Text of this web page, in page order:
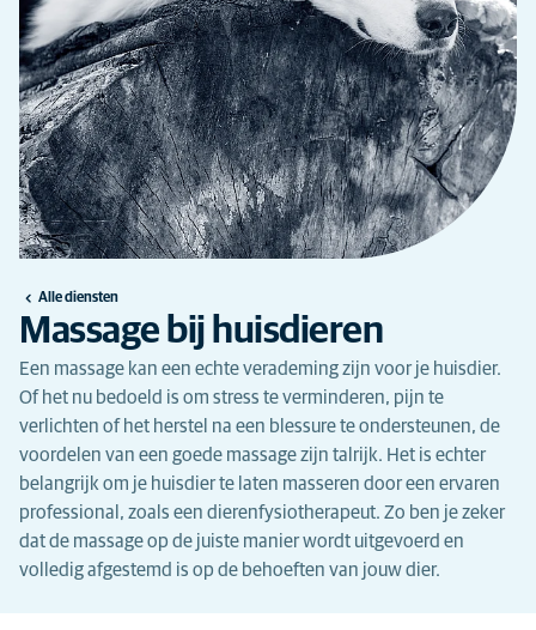
Alle diensten
Massage bij huisdieren
Een massage kan een echte verademing zijn voor je huisdier.
Of het nu bedoeld is om stress te verminderen, pijn te
verlichten of het herstel na een blessure te ondersteunen, de
voordelen van een goede massage zijn talrijk. Het is echter
belangrijk om je huisdier te laten masseren door een ervaren
professional, zoals een dierenfysiotherapeut. Zo ben je zeker
dat de massage op de juiste manier wordt uitgevoerd en
volledig afgestemd is op de behoeften van jouw dier.